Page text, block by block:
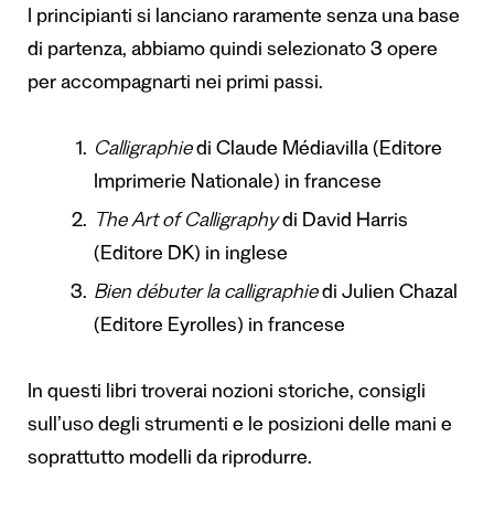
I principianti si lanciano raramente senza una base
di partenza, abbiamo quindi selezionato 3 opere
per accompagnarti nei primi passi.
Calligraphiedi Claude Médiavilla (Editore
Imprimerie Nationale) in francese
The Art of Calligraphydi David Harris
(Editore DK) in inglese
Bien débuter la calligraphiedi Julien Chazal
(Editore Eyrolles) in francese
In questi libri troverai nozioni storiche, consigli
sull’uso degli strumenti e le posizioni delle mani e
soprattutto modelli da riprodurre.